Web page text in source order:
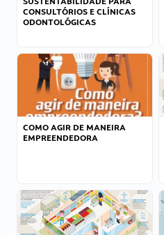
CONSULTÓRIOS E CLÍNICAS
ODONTOLÓGICAS
COMO AGIR DE MANEIRA
EMPREENDEDORA